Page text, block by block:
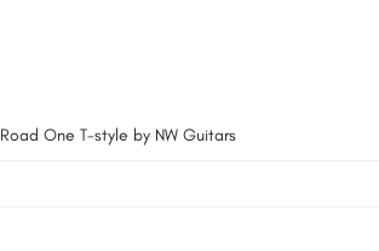
Road One T-style by NW Guitars